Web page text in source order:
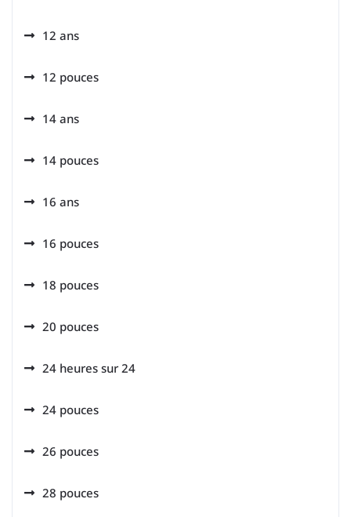
12 ans
12 pouces
14 ans
14 pouces
16 ans
16 pouces
18 pouces
20 pouces
24 heures sur 24
24 pouces
26 pouces
28 pouces